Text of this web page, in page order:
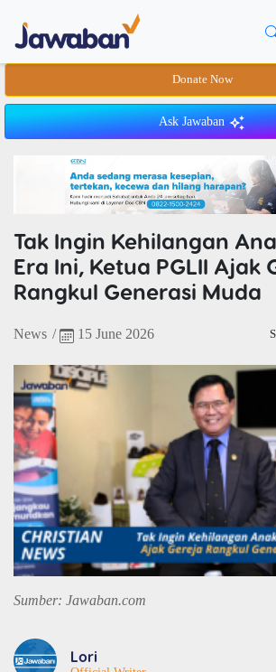
Donate Now
Ask Jawaban
Tak Ingin Kehilangan
Era Ini, Ketua PGLII Ajak
Rangkul Generasi Muda
News / 15 June 2026
Sumber: Jawaban.com
Lori